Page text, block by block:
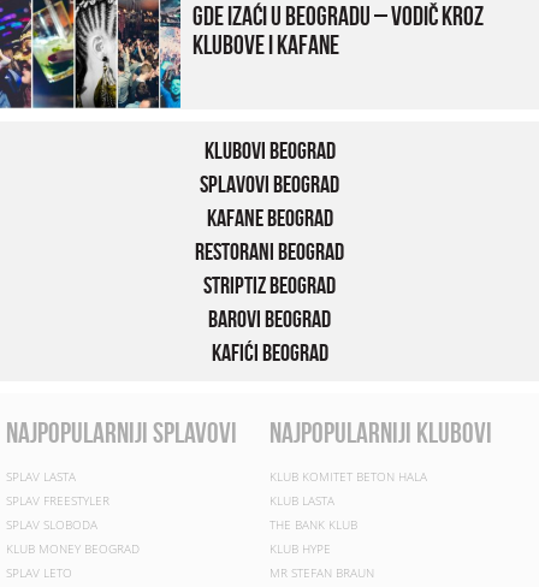
Gde izaći u Beogradu – vodič kroz
klubove i kafane
Klubovi Beograd
Splavovi Beograd
Kafane Beograd
Restorani Beograd
Striptiz Beograd
Barovi Beograd
Kafići Beograd
najpopularniji splavovi
SPLAV LASTA
SPLAV FREESTYLER
SPLAV SLOBODA
KLUB MONEY BEOGRAD
SPLAV LETO
najpopularniji klubovi
KLUB KOMITET BETON HALA
KLUB LASTA
THE BANK KLUB
KLUB HYPE
MR STEFAN BRAUN